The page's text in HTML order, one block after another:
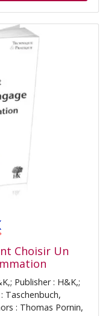
Choisir Un
Publisher : H&K,;
Taschenbuch,
: Thomas Pornin,